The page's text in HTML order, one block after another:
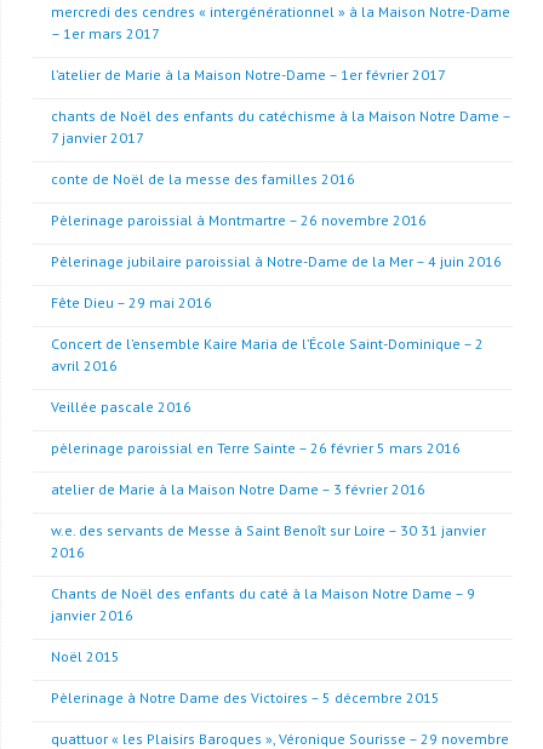
mercredi des cendres « intergénérationnel » à la Maison Notre-Dame
– 1er mars 2017
l’atelier de Marie à la Maison Notre-Dame – 1er février 2017
chants de Noël des enfants du catéchisme à la Maison Notre Dame –
7 janvier 2017
conte de Noël de la messe des familles 2016
Pèlerinage paroissial à Montmartre – 26 novembre 2016
Pèlerinage jubilaire paroissial à Notre-Dame de la Mer – 4 juin 2016
Fête Dieu – 29 mai 2016
Concert de l’ensemble Kaire Maria de l’École Saint-Dominique – 2
avril 2016
Veillée pascale 2016
pèlerinage paroissial en Terre Sainte – 26 février 5 mars 2016
atelier de Marie à la Maison Notre Dame – 3 février 2016
w.e. des servants de Messe à Saint Benoît sur Loire – 30 31 janvier
2016
Chants de Noël des enfants du caté à la Maison Notre Dame – 9
janvier 2016
Noël 2015
Pèlerinage à Notre Dame des Victoires – 5 décembre 2015
quattuor « les Plaisirs Baroques », Véronique Sourisse – 29 novembre